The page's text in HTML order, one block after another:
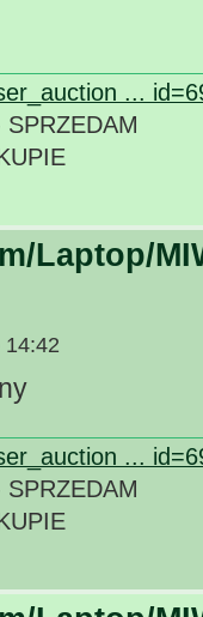
...
SPRZEDAM
Laptop/
14:42
...
SPRZEDAM